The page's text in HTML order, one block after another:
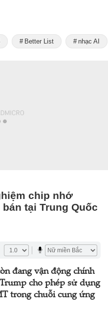
Better List nhạc AI
chip nhớ
tại Trung Quốc
đang vận động chính
cho phép sử dụng
trong chuỗi cung ứng